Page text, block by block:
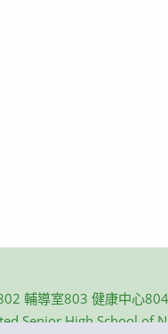
輔導室803 健康中心
Senior High School of